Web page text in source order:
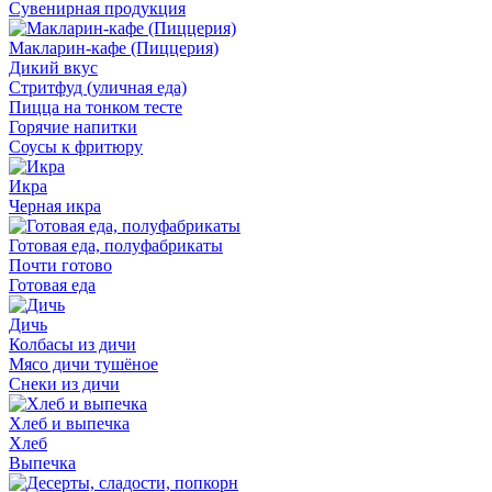
Сувенирная продукция
Макларин-кафе (Пиццерия)
Дикий вкус
Стритфуд (уличная еда)
Пицца на тонком тесте
Горячие напитки
Соусы к фритюру
Икра
Черная икра
Готовая еда, полуфабрикаты
Почти готово
Готовая еда
Дичь
Колбасы из дичи
Мясо дичи тушёное
Снеки из дичи
Хлеб и выпечка
Хлеб
Выпечка